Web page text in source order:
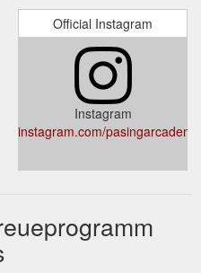
Official Instagram
Instagram
instagram.com/pasingarcaden/